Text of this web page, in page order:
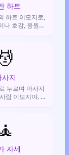
하트
하트 이모지로,
나 호감, 응원의
사지
누르며 마사지
람 이모지야. 피
🧘
자세